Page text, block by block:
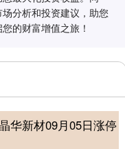
分析和投资建议，助您
的财富增值之旅！
华新材09月05日涨停